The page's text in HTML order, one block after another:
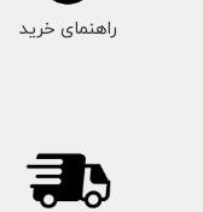
راهنمای خرید